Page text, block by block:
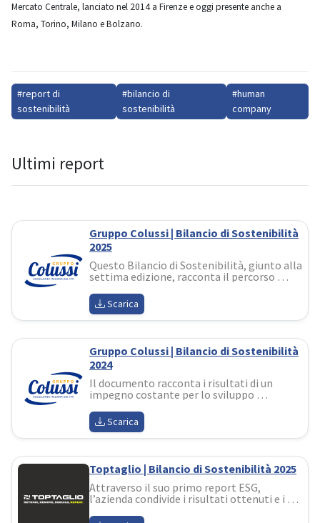
Mercato Centrale, lanciato nel 2014 a Firenze e oggi presente anche a
Roma, Torino, Milano e Bolzano.
#report di
sostenibilità
#bilancio di
sostenibilità
#human
company
Ultimi report
Gruppo Colussi | Bilancio di Sostenibilità
2025
Questo Bilancio di Sostenibilità, giunto alla
settima edizione, racconta il percorso
non un adempimento, ma uno strumento
di valore, di dialogo e di responsabilità
Scarica
Gruppo Colussi | Bilancio di Sostenibilità
2024
Il documento racconta i risultati di un
impegno costante per lo sviluppo
strategici per l’innovazione delle filiere
agricole e dei processi produttivi
Scarica
Toptaglio | Bilancio di Sostenibilità 2025
Attraverso il suo primo report ESG,
l’azienda condivide i risultati ottenuti e i